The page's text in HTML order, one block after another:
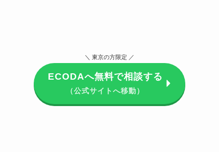
＼ 東京の方限定 ／
ECODAへ無料で相談する
（公式サイトへ移動）